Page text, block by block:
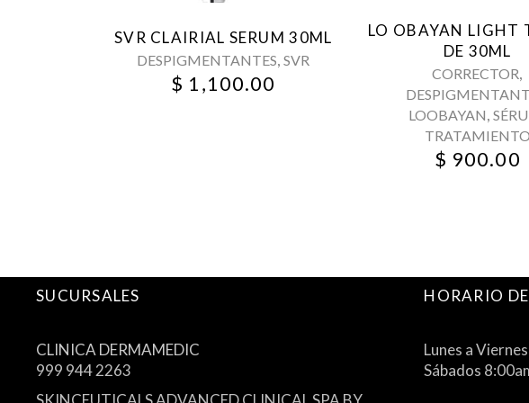
SVR CLAIRIAL SERUM 30ML
DESPIGMENTANTES,SVR
$ 1,100.00
LO OBAYAN LIGHT
DE 30ML
CORRECTOR,
LOOBAYAN,
TRATAMIENTO
$ 900.00
SUCURSALES
CLINICA DERMAMEDIC
999 944 2263
HORARIO
Lunes a
Sábados